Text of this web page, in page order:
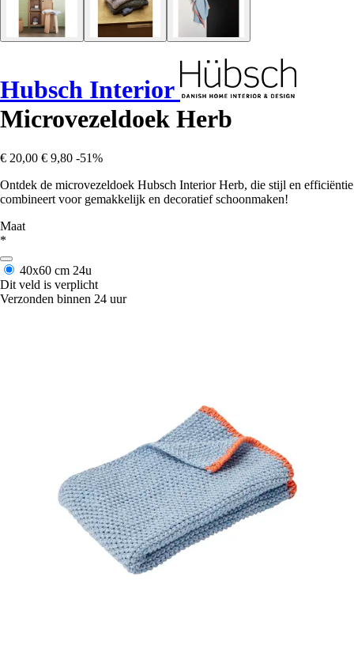
Hubsch Interior
Microvezeldoek Herb
€ 20,00 € 9,80 -51%
Ontdek de microvezeldoek Hubsch Interior Herb, die stijl en efficiëntie
combineert voor gemakkelijk en decoratief schoonmaken!
Maat
*
40x60 cm 24u
Dit veld is verplicht
Verzonden binnen 24 uur